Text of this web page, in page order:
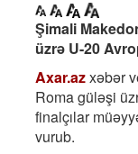
Şimali
üzrə U-20
Axar.azxəbər
Roma güləşi
finalçılar
vurub.